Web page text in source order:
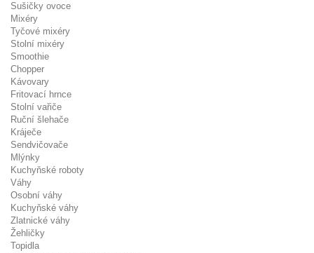
Sušičky ovoce
Mixéry
Tyčové mixéry
Stolní mixéry
Smoothie
Chopper
Kávovary
Fritovací hrnce
Stolní vařiče
Ruční šlehače
Kráječe
Sendvičovače
Mlýnky
Kuchyňské roboty
Váhy
Osobní váhy
Kuchyňské váhy
Zlatnické váhy
Žehličky
Topidla